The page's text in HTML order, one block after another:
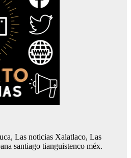
Las noticias Xalatlaco, Las
santiago tianguistenco méx.